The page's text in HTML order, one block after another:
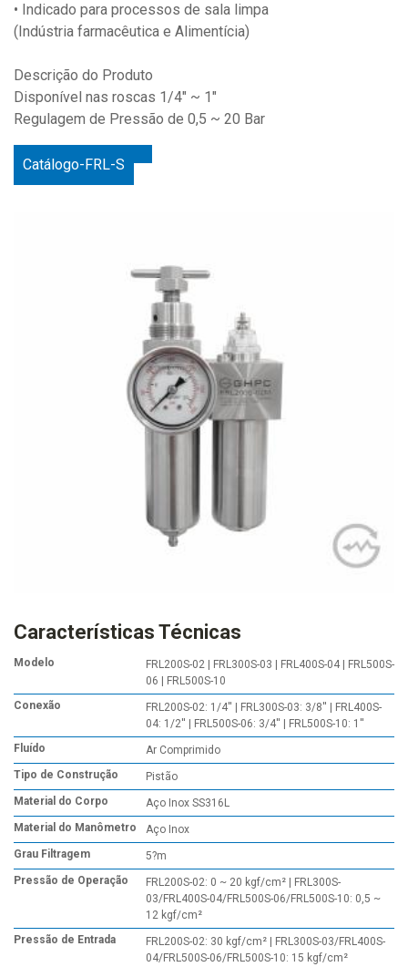
• Indicado para processos de sala limpa
(Indústria farmacêutica e Alimentícia)
Descrição do Produto
Disponível nas roscas 1/4" ~ 1"
Regulagem de Pressão de 0,5 ~ 20 Bar
Catálogo-FRL-S
Características Técnicas
Modelo
FRL200S-02 | FRL300S-03 | FRL400S-04 | FRL500S-
06 | FRL500S-10
Conexão
FRL200S-02: 1/4'' | FRL300S-03: 3/8'' | FRL400S-
04: 1/2'' | FRL500S-06: 3/4'' | FRL500S-10: 1''
Fluído
Ar Comprimido
Tipo de Construção
Pistão
Material do Corpo
Aço Inox SS316L
Material do Manômetro
Aço Inox
Grau Filtragem
5?m
Pressão de Operação
FRL200S-02: 0 ~ 20 kgf/cm² | FRL300S-
03/FRL400S-04/FRL500S-06/FRL500S-10: 0,5 ~
12 kgf/cm²
Pressão de Entrada
FRL200S-02: 30 kgf/cm² | FRL300S-03/FRL400S-
04/FRL500S-06/FRL500S-10: 15 kgf/cm²